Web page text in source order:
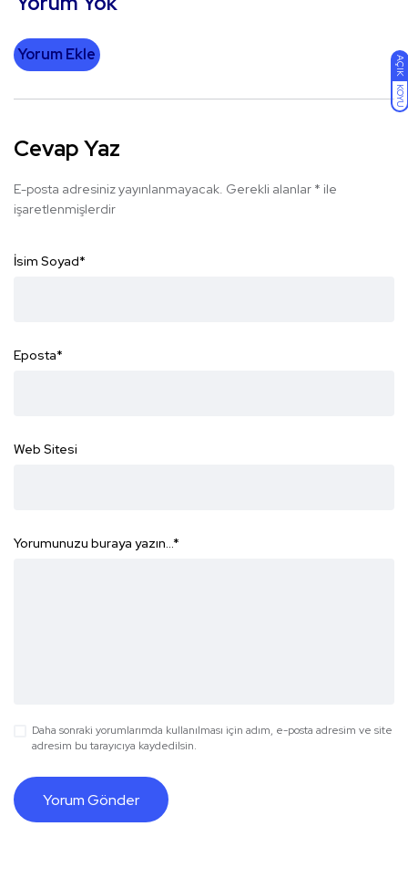
AÇIK
KOYU
Yorum Ekle
Cevap Yaz
E-posta adresiniz yayınlanmayacak. Gerekli alanlar * ile
işaretlenmişlerdir
İsim Soyad*
Eposta*
Web Sitesi
Yorumunuzu buraya yazın...*
Daha sonraki yorumlarımda kullanılması için adım, e-posta adresim ve site
adresim bu tarayıcıya kaydedilsin.